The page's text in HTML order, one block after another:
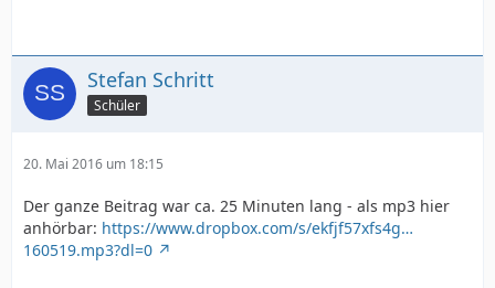
Stefan Schritt
Schüler
20. Mai 2016 um 18:15
Der ganze Beitrag war ca. 25 Minuten lang - als mp3 hier
anhörbar: https://www.dropbox.com/s/ekfjf57xfs4g…
160519.mp3?dl=0